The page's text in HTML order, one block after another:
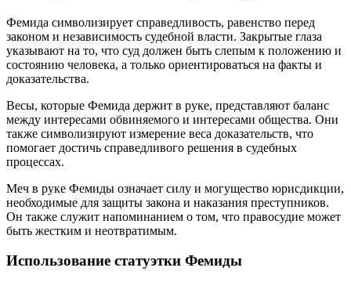
Фемида символизирует справедливость, равенство перед
законом и независимость судебной власти. Закрытые глаза
указывают на то, что суд должен быть слепым к положению и
состоянию человека, а только ориентироваться на факты и
доказательства.
Весы, которые Фемида держит в руке, представляют баланс
между интересами обвиняемого и интересами общества. Они
также символизируют измерение веса доказательств, что
помогает достичь справедливого решения в судебных
процессах.
Меч в руке Фемиды означает силу и могущество юрисдикции,
необходимые для защиты закона и наказания преступников.
Он также служит напоминанием о том, что правосудие может
быть жестким и неотвратимым.
Использование статуэтки Фемиды